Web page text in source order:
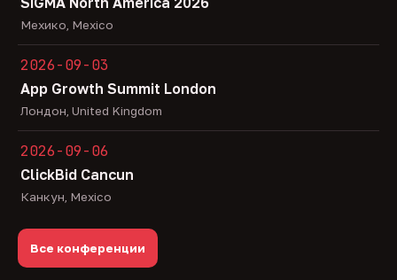
Мехико, Mexico
2026-09-03
App Growth Summit London
Лондон, United Kingdom
2026-09-06
ClickBid Cancun
Канкун, Mexico
Все конференции